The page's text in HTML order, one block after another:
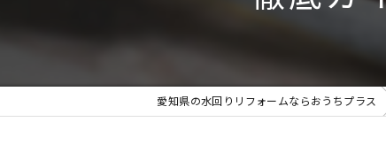
愛知県の水回りリフォームならおうちプラス